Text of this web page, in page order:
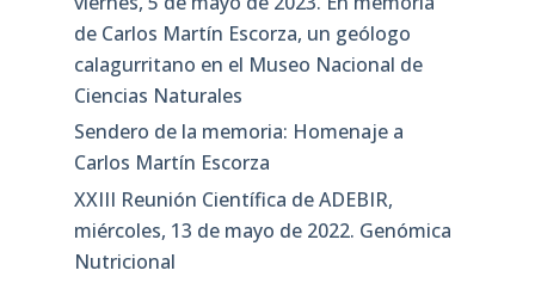
de Carlos Martín Escorza, un geólogo
calagurritano en el Museo Nacional de
Ciencias Naturales
Sendero de la memoria: Homenaje a
Carlos Martín Escorza
XXIII Reunión Científica de ADEBIR,
miércoles, 13 de mayo de 2022. Genómica
Nutricional